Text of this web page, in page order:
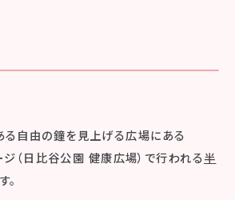
る自由の鐘を見上げる広場にある
（日比谷公園 健康広場）で行われる半
。